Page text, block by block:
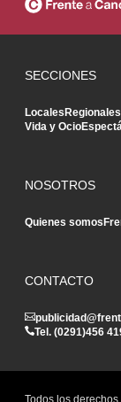
SECCIONES
LocalesRegionales
Vida y Ocio
NOSOTROS
Quienes somos
CONTACTO
Tel. (0291)456
Todos los